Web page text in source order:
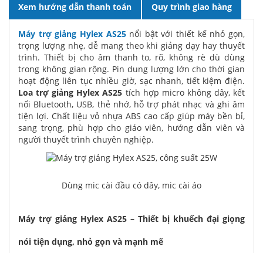
Xem hướng dẫn thanh toán Quy trình giao hàng
Máy trợ giảng Hylex AS25nổi bật với thiết kế nhỏ gọn,
trọng lượng nhẹ, dễ mang theo khi giảng dạy hay thuyết
trình. Thiết bị cho âm thanh to, rõ, không rè dù dùng
trong không gian rộng. Pin dung lượng lớn cho thời gian
hoạt động liên tục nhiều giờ, sạc nhanh, tiết kiệm điện.
Loa trợ giảng Hylex AS25 tích hợp micro không dây, kết
nối Bluetooth, USB, thẻ nhớ, hỗ trợ phát nhạc và ghi âm
tiện lợi. Chất liệu vỏ nhựa ABS cao cấp giúp máy bền bỉ,
sang trọng, phù hợp cho giáo viên, hướng dẫn viên và
người thuyết trình chuyên nghiệp.
Dùng mic cài đầu có dây, mic cài áo
Máy trợ giảng Hylex AS25 – Thiết bị khuếch đại giọng
nói tiện dụng, nhỏ gọn và mạnh mẽ